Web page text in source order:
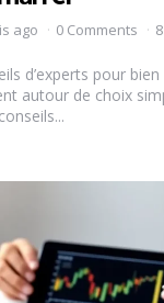
ago 0 Comments
d’experts pour
autour de choix